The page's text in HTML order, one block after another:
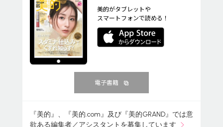
美的がタブレットや
スマートフォンで読める！
電子書籍
『美的』、『美的.com』及び『美的GRAND』では意
欲ある編集者／アシスタントを募集しています